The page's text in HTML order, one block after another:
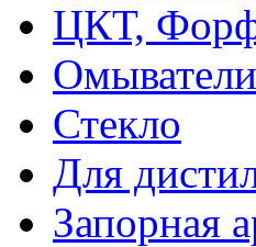
ЦКТ,
Стекло
Для
Запорная